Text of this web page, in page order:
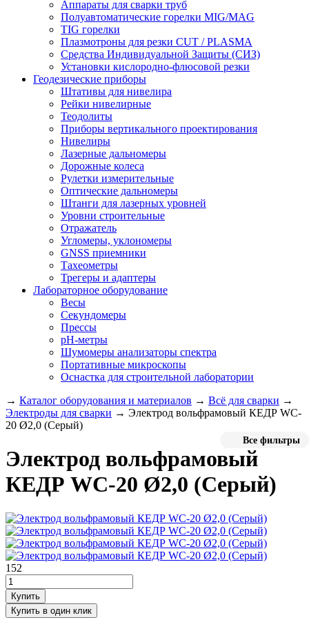
Аппараты для сварки труб
Полуавтоматические горелки MIG/MAG
TIG горелки
Плазмотроны для резки CUT / PLASMA
Средства Индивидуальной Защиты (СИЗ)
Установки кислородно-флюсовой резки
Геодезические приборы
Штативы для нивелира
Рейки нивелирные
Теодолиты
Приборы вертикального проектирования
Нивелиры
Лазерные дальномеры
Дорожные колеса
Рулетки измерительные
Оптические дальномеры
Штанги для лазерных уровней
Уровни строительные
Отражатель
Угломеры, уклономеры
GNSS приемники
Тахеометры
Трегеры и адаптеры
Лабораторное оборудование
Весы
Секундомеры
Прессы
pH-метры
Шумомеры анализаторы спектра
Портативные микроскопы
Оснастка для строительной лаборатории
→ Каталог оборудования и материалов → Всё для сварки →
Электроды для сварки → Электрод вольфрамовый КЕДР WC-
20 Ø2,0 (Серый)
Все фильтры
Электрод вольфрамовый
КЕДР WC-20 Ø2,0 (Серый)
152